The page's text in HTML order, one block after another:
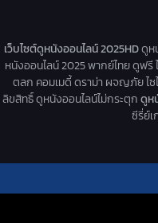
เว็บไซต์ดูหนังออนไลน์ 2025HDดูห
หนังออนไลน์ 2025 พากย์ไทย ดูฟ
ตลก คอมเมดี้ ดราม่า ผจญภัย ไซ
ลิขสิทธิ์ ดูหนังออนไลน์ไม่กระตุกดูห
ซีรี่ย์